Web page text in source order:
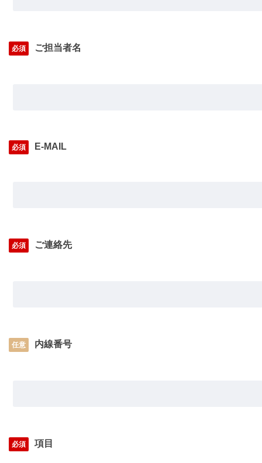
必須 ご担当者名
必須 E-MAIL
必須 ご連絡先
任意 内線番号
必須 項目